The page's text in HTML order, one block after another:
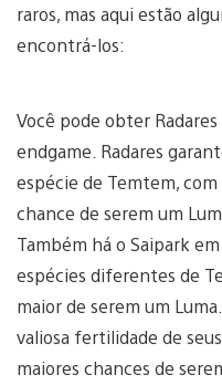
raros, mas aqui estão
encontrá-los:
Você pode obter Radares
endgame. Radares
espécie de Temtem, com
chance de serem um
Também há o Saipark
espécies diferentes de
maior de serem um
valiosa fertilidade de
maiores chances de